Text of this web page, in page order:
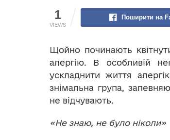
1
VIEWS
Поширити на
Щойно починають
алергію. В особливій
ускладнити життя
знімальна група,
не відчувають.
«Не знаю, не було ніколи»